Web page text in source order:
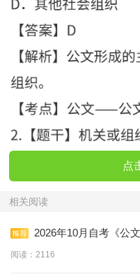
点
相关阅读
2026年10月自考《公
阅读：2116